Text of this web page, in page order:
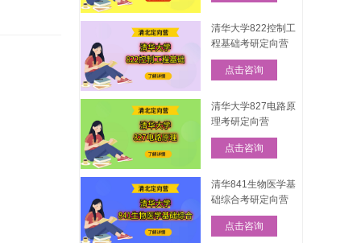
清华大学822控制工
程基础考研定向营
点击咨询
清华大学827电路原
理考研定向营
点击咨询
清华841生物医学基
础综合考研定向营
点击咨询